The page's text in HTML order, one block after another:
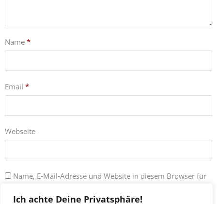
Ich achte Deine Privatsphäre!
Name *
Email *
Webseite
Name, E-Mail-Adresse und Website in diesem Browser für